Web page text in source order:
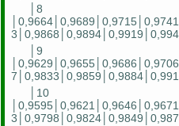
│8
│9
│10